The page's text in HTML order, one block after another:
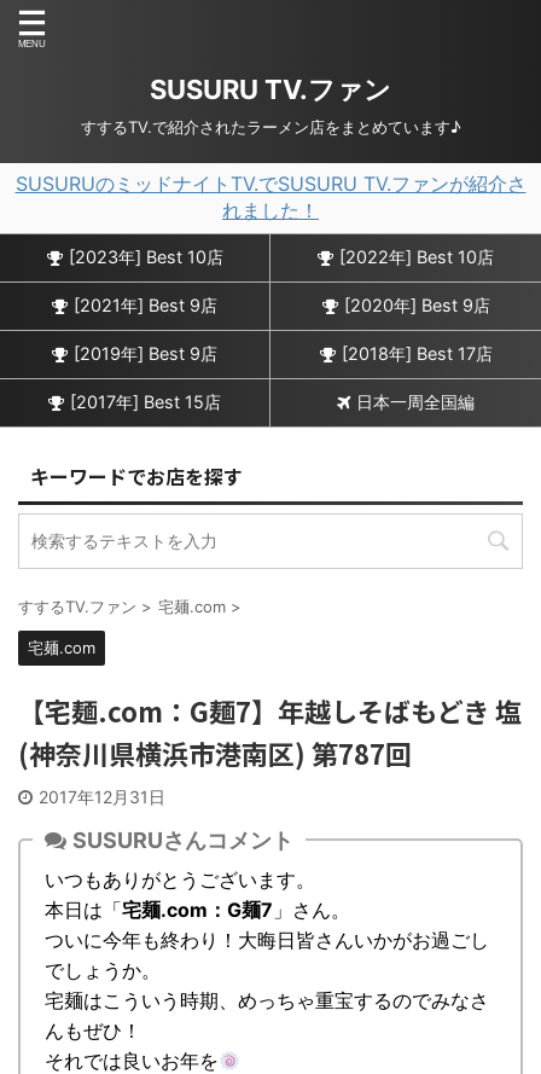
SUSURU TV.ファン
すするTV.で紹介されたラーメン店をまとめています♪
SUSURUのミッドナイトTV.でSUSURU TV.ファンが紹介さ
れました！
[2023年] Best 10店 [2022年] Best 10店
[2021年] Best 9店 [2020年] Best 9店
[2019年] Best 9店 [2018年] Best 17店
[2017年] Best 15店 日本一周全国編
キーワードでお店を探す
すするTV.ファン > 宅麺.com >
宅麺.com
【宅麺.com：G麺7】年越しそばもどき 塩
(神奈川県横浜市港南区) 第787回
2017年12月31日
SUSURUさんコメント
いつもありがとうございます。
本日は「宅麺.com：G麺7 」さん。
ついに今年も終わり！大晦日皆さんいかがお過ごし
でしょうか。
宅麺はこういう時期、めっちゃ重宝するのでみなさ
んもぜひ！
それでは良いお年を